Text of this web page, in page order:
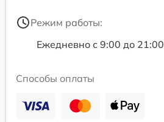
Режим работы:
Ежедневно с 9:00 до 21:00
Способы оплаты